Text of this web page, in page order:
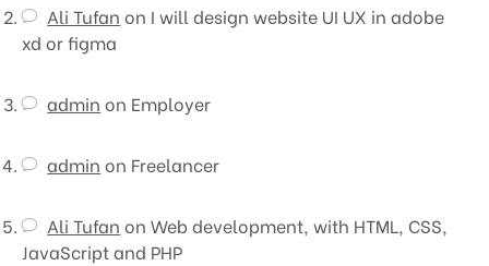
Ali Tufan on I will design website UI UX in adobe
xd or figma
admin on Employer
admin on Freelancer
Ali Tufan onWeb development, with HTML, CSS,
JavaScript and PHP